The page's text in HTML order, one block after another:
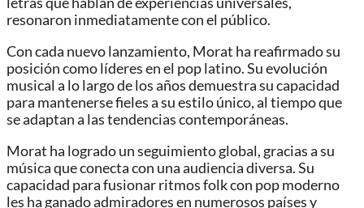
resonaron inmediatamente con el público.
Con cada nuevo lanzamiento, Morat ha reafirmado su
posición como líderes en el pop latino. Su evolución
musical a lo largo de los años demuestra su capacidad
para mantenerse fieles a su estilo único, al tiempo que
se adaptan a las tendencias contemporáneas.
Morat ha logrado un seguimiento global, gracias a su
música que conecta con una audiencia diversa. Su
capacidad para fusionar ritmos folk con pop moderno
les ha ganado admiradores en numerosos países y